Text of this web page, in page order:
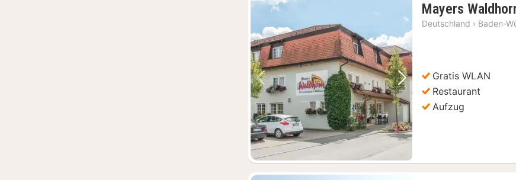
Vorheriges Bild Nächstes Bild
Mayers
Deutschland › Baden-
Gratis WLAN
Restaurant
Aufzug